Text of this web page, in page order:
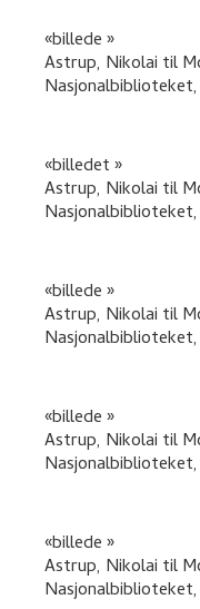
billede
Astrup, Nikolai til
billedet
Astrup, Nikolai til
billede
Astrup, Nikolai til
billede
Astrup, Nikolai til
billede
Astrup, Nikolai til